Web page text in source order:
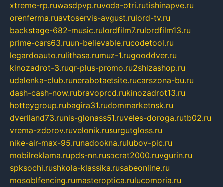
xtreme-rp.ruwasdpvp.ruvoda-otri.rutishinapve.ru
orenferma.ruavtoservis-avgust.rulord-tv.ru
backstage-682-music.rulordfilm7.rulordfilm13.ru
prime-cars63.ruun-believable.rucodetool.ru
legardoauto.rulithasa.rumuz-1.rugooddver.ru
kinozadrot-3.ruqr-plus-promo.ru2shizashop.ru
udalenka-club.runerabotaetsite.rucarszona-bu.ru
dash-cash-now.rubravoprod.rukinozadrot13.ru
hotteygroup.rubagira31.rudommarketnsk.ru
dveriland73.runis-glonass51.ruveles-doroga.rutb02.ru
vrema-zdorov.ruvelonik.rusurgutgloss.ru
nike-air-max-95.runadookna.rulubov-pic.ru
mobilreklama.rupds-nn.rusocrat2000.ruvgurin.ru
spksochi.rushkola-klassika.rusabeonline.ru
mosoblfencing.rumasteroptica.rulucomoria.ru